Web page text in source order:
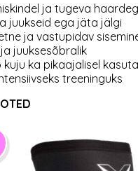
ja tugeva
juukseid ega jäta jälgi
ja vastupidav
juuksesõbralik
kuju ka pikaajalisel
treeninguks